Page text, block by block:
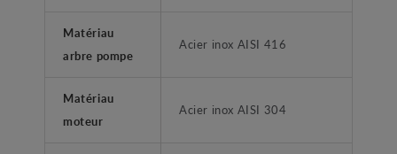
Matériau
arbre pompe
Acier inox AISI 416
Matériau
moteur
Acier inox AISI 304